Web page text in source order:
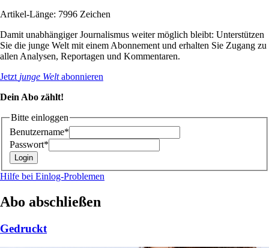
Artikel-Länge: 7996 Zeichen
Damit unabhängiger Journalismus weiter möglich bleibt: Unterstützen
Sie die junge Welt mit einem Abonnement und erhalten Sie Zugang zu
allen Analysen, Reportagen und Kommentaren.
Jetzt junge Weltabonnieren
Dein Abo zählt!
Bitte einloggen
Benutzername*
Passwort*
Hilfe bei Einlog-Problemen
Abo abschließen
Gedruckt